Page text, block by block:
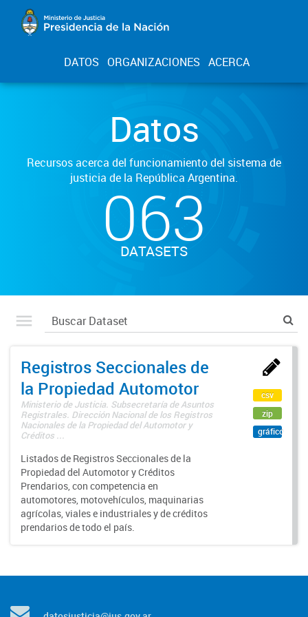
DATOS ORGANIZACIONES ACERCA
Datos
Recursos acerca del funcionamiento del sistema de
justicia de la República Argentina.
063
DATASETS
Registros Seccionales de
la Propiedad Automotor
Ministerio de Justicia. Subsecretaría de Asuntos
Registrales. Dirección Nacional de los Registros
Nacionales de la Propiedad del Automotor y
Créditos ...
Listados de Registros Seccionales de la
Propiedad del Automotor y Créditos
Prendarios, con competencia en
automotores, motovehículos, maquinarias
agrícolas, viales e industriales y de créditos
prendarios de todo el país.
csv
zip
gráfico